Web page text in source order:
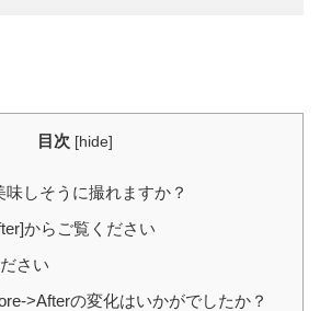
目次 [hide]
しそうに撮れますか？
からご覧ください
さい
>Afterの変化はいかがでしたか？